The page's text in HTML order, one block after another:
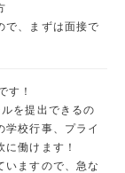
で、まずは面接で
す！
を提出できるの
学校行事、プライ
働けます！
いますので、急な